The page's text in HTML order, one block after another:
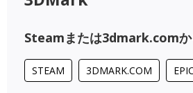
Steamまたは3dmark.comか
STEAM 3DMARK.COM